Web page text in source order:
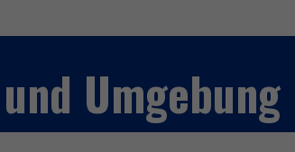
Umgebung